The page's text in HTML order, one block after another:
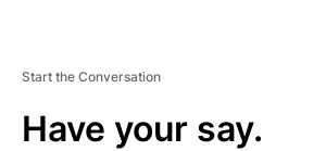
Start the Conversation
Have your say.